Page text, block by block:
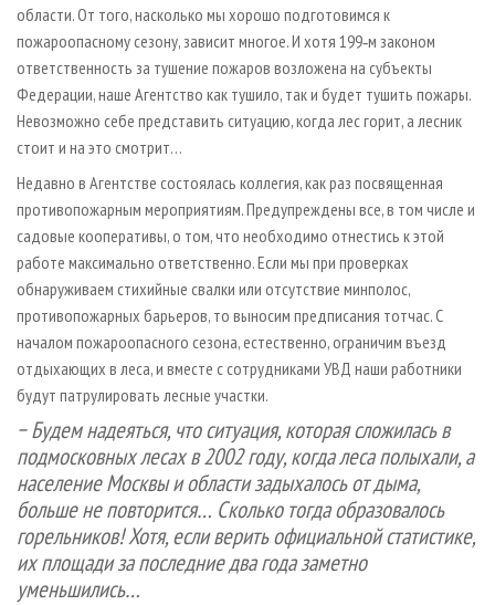
области. От того, насколько мы хорошо подготовимся к
пожароопасному сезону, зависит многое. И хотя 199‑м законом
ответственность за тушение пожаров возложена на субъекты
Федерации, наше Агентство как тушило, так и будет тушить пожары.
Невозможно себе представить ситуацию, когда лес горит, а лесник
стоит и на это смотрит…
Недавно в Агентстве состоялась коллегия, как раз посвященная
противопожарным мероприятиям. Предупреждены все, в том числе и
садовые кооперативы, о том, что необходимо отнестись к этой
работе максимально ответственно. Если мы при проверках
обнаруживаем стихийные свалки или отсутствие минполос,
противопожарных барьеров, то выносим предписания тотчас. С
началом пожароопасного сезона, естественно, ограничим въезд
отдыхающих в леса, и вместе с сотрудниками УВД наши работники
будут патрулировать лесные участки.
− Будем надеяться, что ситуация, которая сложилась в
подмосковных лесах в 2002 году, когда леса полыхали, а
население Москвы и области задыхалось от дыма,
больше не повторится… Сколько тогда образовалось
горельников! Хотя, если верить официальной статистике,
их площади за последние два года заметно
уменьшились…